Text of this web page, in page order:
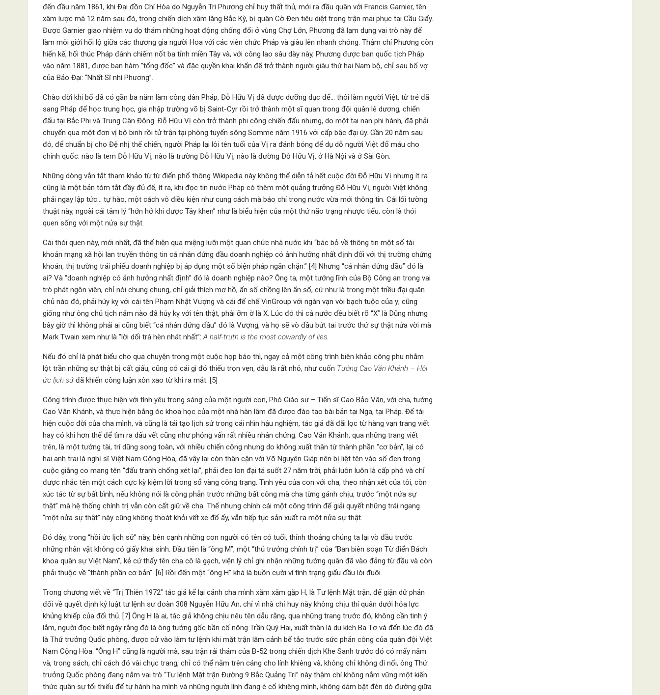
đến đầu năm 1861, khi Đại đồn Chí Hòa do Nguyễn Tri Phương chỉ huy thất thủ, mới ra đầu quân với Francis Garnier, tên
xâm lược mà 12 năm sau đó, trong chiến dịch xâm lăng Bắc Kỳ, bị quân Cờ Đen tiêu diệt trong trận mai phục tại Cầu Giấy.
Được Garnier giao nhiệm vụ dọ thám những hoạt động chống đối ở vùng Chợ Lớn, Phương đã lạm dụng vai trò này để
làm môi giới hối lộ giữa các thương gia người Hoa với các viên chức Pháp và giàu lên nhanh chóng. Thậm chí Phương còn
hiến kế, hối thúc Pháp đánh chiếm nốt ba tỉnh miền Tây và, với công lao sâu dày này, Phương được ban quốc tịch Pháp
vào năm 1881, được ban hàm “tổng đốc” và đặc quyền khai khẩn để trở thành người giàu thứ hai Nam bộ, chỉ sau bố vợ
của Bảo Đại: “Nhất Sĩ nhì Phương”.
Chào đời khi bố đã có gần ba năm làm công dân Pháp, Đỗ Hữu Vị đã được dưỡng dục để… thôi làm người Việt, từ trẻ đã
sang Pháp để học trung học, gia nhập trường võ bị Saint-Cyr rồi trở thành một sĩ quan trong đội quân lê dương, chiến
đấu tại Bắc Phi và Trung Cận Đông. Đỗ Hữu Vị còn trở thành phi công chiến đấu nhưng, do một tai nạn phi hành, đã phải
chuyển qua một đơn vị bộ binh rồi tử trận tại phòng tuyến sông Somme năm 1916 với cấp bậc đại úy. Gần 20 năm sau
đó, để chuẩn bị cho Đệ nhị thế chiến, người Pháp lại lôi tên tuổi của Vị ra đánh bóng để dụ dỗ người Việt đổ máu cho
chính quốc: nào là tem Đỗ Hữu Vị, nào là trường Đỗ Hữu Vị, nào là đường Đỗ Hữu Vị, ở Hà Nội và ở Sài Gòn.
Những dòng vắn tắt tham khảo từ từ điển phổ thông Wikipedia này không thể diễn tả hết cuộc đời Đỗ Hữu Vị nhưng ít ra
cũng là một bản tóm tắt đầy đủ để, ít ra, khi đọc tin nước Pháp có thêm một quảng trưởng Đỗ Hữu Vị, người Việt không
phải ngay lập tức… tự hào, một cách vô điều kiện như cung cách mà báo chí trong nước vừa mới thông tin. Cái lối tường
thuật này, ngoài cái tâm lý “hớn hở khi được Tây khen” như là biểu hiện của một thứ não trạng nhược tiểu, còn là thói
quen sống với một nửa sự thật.
Cái thói quen này, mới nhất, đã thể hiện qua miệng lưỡi một quan chức nhà nước khi “bác bỏ về thông tin một số tài
khoản mạng xã hội lan truyền thông tin cá nhân đứng đầu doanh nghiệp có ảnh hưởng nhất định đối với thị trường chứng
khoán, thị trường trái phiếu doanh nghiệp bị áp dụng một số biện pháp ngăn chặn.” [4] Nhưng “cá nhân đứng đầu” đó là
ai? Và “doanh nghiệp có ảnh hưởng nhất định” đó là doanh nghiệp nào? Ông ta, một tướng lĩnh của Bộ Công an trong vai
trò phát ngôn viên, chỉ nói chung chung, chỉ giải thích mơ hồ, ẩn số chồng lên ẩn số, cứ như là trong một triều đại quân
chủ nào đó, phải húy kỵ với cái tên Phạm Nhật Vượng và cái đế chế VinGroup với ngàn vạn vòi bạch tuộc của y; cũng
giống như ông chủ tịch năm nào đã húy kỵ với tên thật, phải ỡm ờ là X. Lúc đó thì cả nước đều biết rõ “X” là Dũng nhưng
bây giờ thì không phải ai cũng biết “cá nhân đứng đầu” đó là Vượng, và họ sẽ vò đầu bứt tai trước thứ sự thật nửa vời mà
Mark Twain xem như là “lời dối trá hèn nhát nhất”:A half-truth is the most cowardly of lies.
Nếu đó chỉ là phát biểu cho qua chuyện trong một cuộc họp báo thì, ngay cả một công trình biên khảo công phu nhằm
lột trần những sự thật bị cất giấu, cũng có cái gì đó thiếu trọn vẹn, dẫu là rất nhỏ, như cuốn Tướng Cao Văn Khánh – Hồi
ức lịch sửđã khiến công luận xôn xao từ khi ra mắt. [5]
Công trình được thực hiện với tình yêu trong sáng của một người con, Phó Giáo sư – Tiến sĩ Cao Bảo Vân, với cha, tướng
Cao Văn Khánh, và thực hiện bằng óc khoa học của một nhà hàn lâm đã được đào tạo bài bản tại Nga, tại Pháp. Để tái
hiện cuộc đời của cha mình, và cũng là tái tạo lịch sử trong cái nhìn hậu nghiệm, tác giả đã đãi lọc từ hàng vạn trang viết
hay có khi hơn thế để tìm ra dấu vết cũng như phỏng vấn rất nhiều nhân chứng. Cao Văn Khánh, qua những trang viết
trên, là một tướng tài, trí dũng song toàn, với nhiều chiến công nhưng do không xuất thân từ thành phần “cơ bản”, lại có
hai anh trai là nghị sĩ Việt Nam Cộng Hòa, đã vậy lại còn thân cận với Võ Nguyên Giáp nên bị liệt tên vào sổ đen trong
cuộc giằng co mang tên “đấu tranh chống xét lại”, phải đeo lon đại tá suốt 27 năm trời, phải luôn luôn là cấp phó và chỉ
được nhắc tên một cách cực kỳ kiệm lời trong sổ vàng công trạng. Tình yêu của con với cha, theo nhận xét của tôi, còn
xúc tác từ sự bất bình, nếu không nói là công phẫn trước những bất công mà cha từng gánh chịu, trước “một nửa sự
thật” mà hệ thống chính trị vẫn còn cất giữ về cha. Thế nhưng chính cái một công trình để giải quyết những trái ngang
“một nửa sự thật” này cũng không thoát khỏi vết xe đổ ấy, vẫn tiếp tục sản xuất ra một nửa sự thật.
Đó đây, trong “hồi ức lịch sử” này, bên cạnh những con người có tên có tuổi, thỉnh thoảng chúng ta lại vò đầu trước
những nhân vật không có giấy khai sinh. Đầu tiên là “ông M”, một “thủ trưởng chính trị” của “Ban biên soạn Từ điển Bách
khoa quân sự Việt Nam”, kẻ cứ thấy tên cha cô là gạch, viện lý chỉ ghi nhận những tướng quân đã vào đảng từ đầu và còn
phải thuộc về “thành phần cơ bản”. [6] Rồi đến một “ông H” khá là buồn cười vì tình trạng giấu đầu lòi đuôi.
Trong chương viết về “Trị Thiên 1972” tác giả kể lại cảnh cha mình xăm xăm gặp H, là Tư lệnh Mặt trận, để giận dữ phản
đối về quyết định kỷ luật tư lệnh sư đoàn 308 Nguyễn Hữu An, chỉ vì nhà chỉ huy này không chịu thí quân dưới hỏa lực
khủng khiếp của đối thủ. [7] Ông H là ai, tác giả không chịu nêu tên dẫu rằng, qua những trang trước đó, không cần tinh ý
lắm, người đọc biết ngày rằng đó là ông tướng gốc bần cố nông Trần Quý Hai, xuất thân là du kích Ba Tơ và đến lúc đó đã
là Thứ trưởng Quốc phòng, được cử vào làm tư lệnh khi mặt trận lâm cảnh bế tắc trước sức phản công của quân đội Việt
Nam Cộng Hòa. “Ông H” cũng là người mà, sau trận rải thảm của B-52 trong chiến dịch Khe Sanh trước đó có mấy năm
và, trong sách, chỉ cách đó vài chục trang, chỉ có thể nằm trên cáng cho lính khiêng và, không chỉ không đi nổi, ông Thứ
trưởng Quốc phòng đang nắm vai trò “Tư lệnh Mặt trận Đường 9 Bắc Quảng Trị” này thậm chí không nắm vững một kiến
thức quân sự tối thiểu để tự hành hạ mình và những người lính đang è cổ khiêng mình, không dám bật đèn dò đường giữa